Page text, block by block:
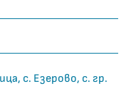
с. Езерово, с. гр.